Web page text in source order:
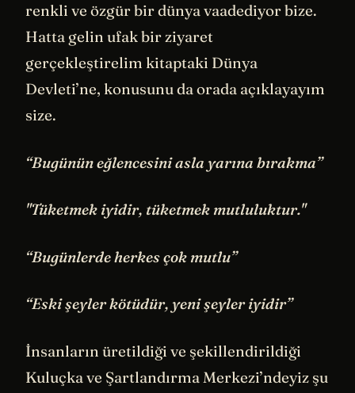
renkli ve özgür bir dünya vaadediyor bize.
Hatta gelin ufak bir ziyaret
gerçekleştirelim kitaptaki Dünya
Devleti’ne, konusunu da orada açıklayayım
size.
“Bugünün eğlencesini asla yarına bırakma”
"Tüketmek iyidir, tüketmek mutluluktur."
“Bugünlerde herkes çok mutlu”
“Eski şeyler kötüdür, yeni şeyler iyidir”
İnsanların üretildiği ve şekillendirildiği
Kuluçka ve Şartlandırma Merkezi’ndeyiz şu